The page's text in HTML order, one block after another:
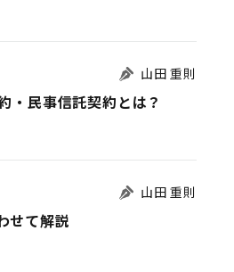
山田 重則
民事信託契約とは？
山田 重則
せて解説